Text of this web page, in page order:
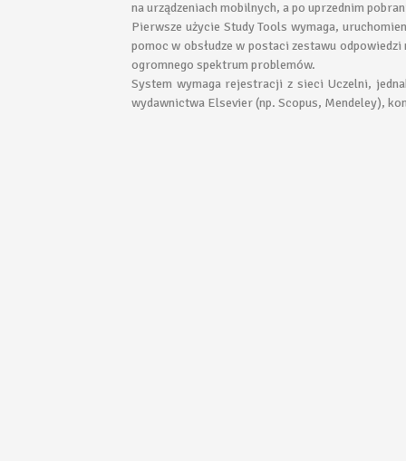
na urządzeniach mobilnych, a po uprzednim
Pierwsze użycie Study Tools wymaga,
pomoc w obsłudze w postaci zestawu
ogromnego spektrum problemów.
System wymaga rejestracji z sieci Uczelni,
wydawnictwa Elsevier (np. Scopus, Mendeley),